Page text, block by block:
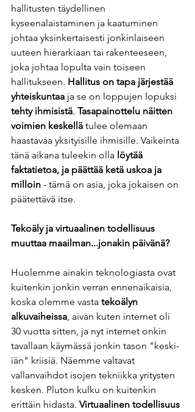
hallitusten täydellinen
kyseenalaistaminen ja kaatuminen
johtaa yksinkertaisesti jonkinlaiseen
uuteen hierarkiaan tai rakenteeseen,
joka johtaa lopulta vain toiseen
hallitukseen. Hallitus on tapa järjestää
yhteiskuntaa ja se on loppujen lopuksi
tehty ihmisistä. Tasapainottelu näitten
voimien keskellä tulee olemaan
haastavaa yksityisille ihmisille. Vaikeinta
tänä aikana tuleekin olla löytää
faktatietoa, ja päättää ketä uskoa ja
milloin - tämä on asia, joka jokaisen on
päätettävä itse.
Tekoäly ja virtuaalinen todellisuus
muuttaa maailman...jonakin päivänä?
Huolemme ainakin teknologiasta ovat
kuitenkin jonkin verran ennenaikaisia,
koska olemme vasta tekoälyn
alkuvaiheissa, aivan kuten internet oli
30 vuotta sitten, ja nyt internet onkin
tavallaan käymässä jonkin tason "keski-
iän" kriisiä. Näemme valtavat
vallanvaihdot isojen tekniikka yritysten
kesken. Pluton kulku on kuitenkin
erittäin hidasta. Virtuaalinen todellisuus